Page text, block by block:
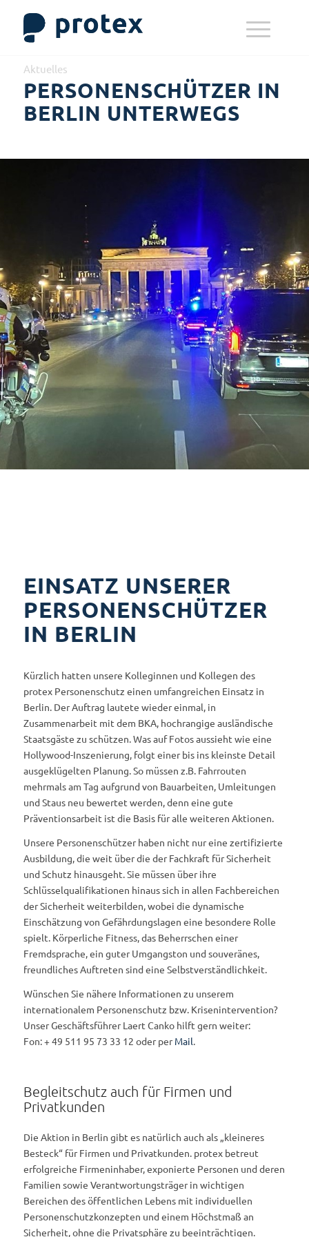
Aktuelles
PERSONENSCHÜTZER IN
BERLIN UNTERWEGS
EINSATZ UNSERER
PERSONENSCHÜTZER
IN BERLIN
Kürzlich hatten unsere Kolleginnen und Kollegen des
protex Personenschutz einen umfangreichen Einsatz in
Berlin. Der Auftrag lautete wieder einmal, in
Zusammenarbeit mit dem BKA, hochrangige ausländische
Staatsgäste zu schützen. Was auf Fotos aussieht wie eine
Hollywood-Inszenierung, folgt einer bis ins kleinste Detail
ausgeklügelten Planung. So müssen z.B. Fahrrouten
mehrmals am Tag aufgrund von Bauarbeiten, Umleitungen
und Staus neu bewertet werden, denn eine gute
Präventionsarbeit ist die Basis für alle weiteren Aktionen.
Unsere Personenschützer haben nicht nur eine zertifizierte
Ausbildung, die weit über die der Fachkraft für Sicherheit
und Schutz hinausgeht. Sie müssen über ihre
Schlüsselqualifikationen hinaus sich in allen Fachbereichen
der Sicherheit weiterbilden, wobei die dynamische
Einschätzung von Gefährdungslagen eine besondere Rolle
spielt. Körperliche Fitness, das Beherrschen einer
Fremdsprache, ein guter Umgangston und souveränes,
freundliches Auftreten sind eine Selbstverständlichkeit.
Wünschen Sie nähere Informationen zu unserem
internationalem Personenschutz bzw. Krisenintervention?
Unser Geschäftsführer Laert Canko hilft gern weiter:
Fon: + 49 511 95 73 33 12 oder perMail.
Begleitschutz auch für Firmen und
Privatkunden
Die Aktion in Berlin gibt es natürlich auch als „kleineres
Besteck“ für Firmen und Privatkunden. protex betreut
erfolgreiche Firmeninhaber, exponierte Personen und deren
Familien sowie Verantwortungsträger in wichtigen
Bereichen des öffentlichen Lebens mit individuellen
Personenschutzkonzepten und einem Höchstmaß an
Sicherheit, ohne die Privatsphäre zu beeinträchtigen.